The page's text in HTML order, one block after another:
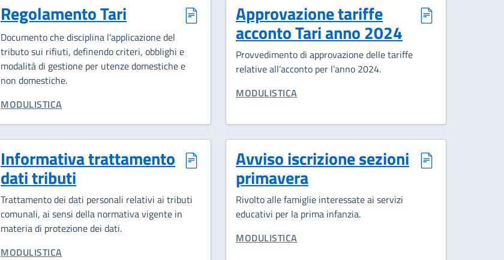
Regolamento Tari
Documento che disciplina l’applicazione del
tributo sui rifiuti, definendo criteri, obblighi e
modalità di gestione per utenze domestiche e
non domestiche.
CATEGORIA CORRELATA:
MODULISTICA
Approvazione tariffe
acconto Tari anno 2024
Provvedimento di approvazione delle tariffe
relative all’acconto per l’anno 2024.
CATEGORIA CORRELATA:
MODULISTICA
Informativa trattamento
dati tributi
Trattamento dei dati personali relativi ai tributi
comunali, ai sensi della normativa vigente in
materia di protezione dei dati.
CATEGORIA CORRELATA:
MODULISTICA
Avviso iscrizione sezioni
primavera
Rivolto alle famiglie interessate ai servizi
educativi per la prima infanzia.
CATEGORIA CORRELATA:
MODULISTICA